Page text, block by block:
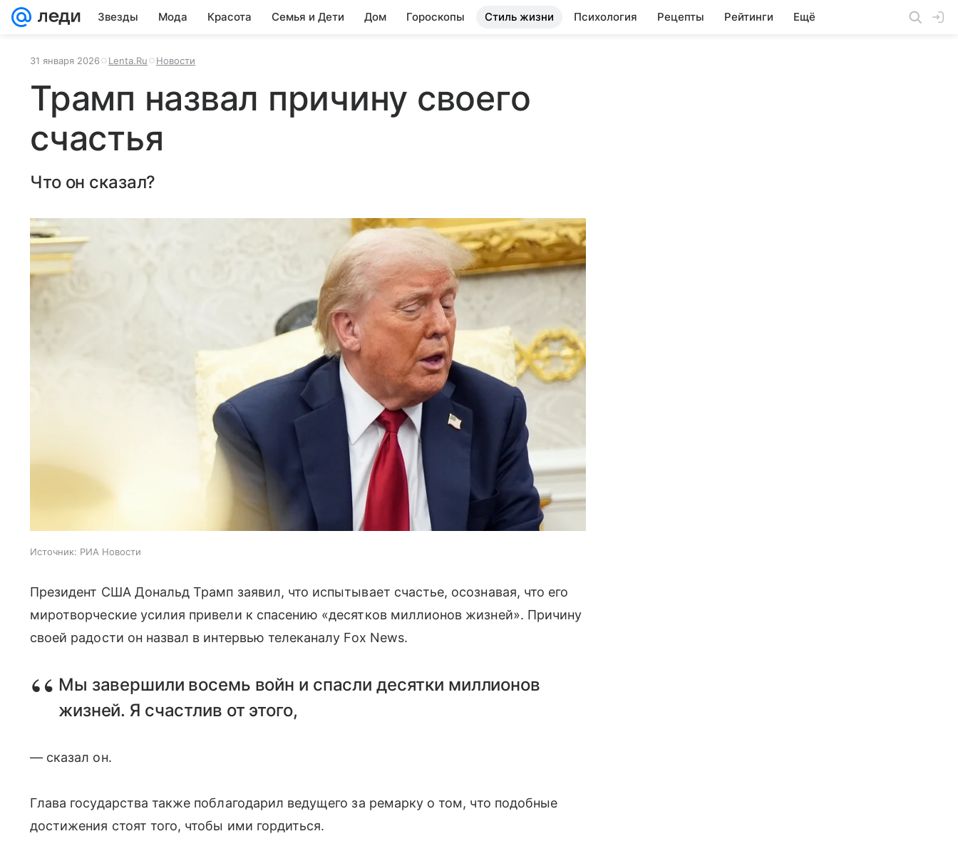
Звезды Мода Красота Семья и Дети Дом Гороскопы Стиль жизни Психология Рецепты Рейтинги Ещё
31 января 2026 Lenta.Ru Новости
Трамп назвал причину своего
счастья
Что он сказал?
Источник: РИА Новости
Президент США Дональд Трамп заявил, что испытывает счастье, осознавая, что его
миротворческие усилия привели к спасению «десятков миллионов жизней». Причину
своей радости он назвал в интервью телеканалу Fox News.
Мы завершили восемь войн и спасли десятки миллионов
жизней. Я счастлив от этого,
— сказал он.
Глава государства также поблагодарил ведущего за ремарку о том, что подобные
достижения стоят того, чтобы ими гордиться.